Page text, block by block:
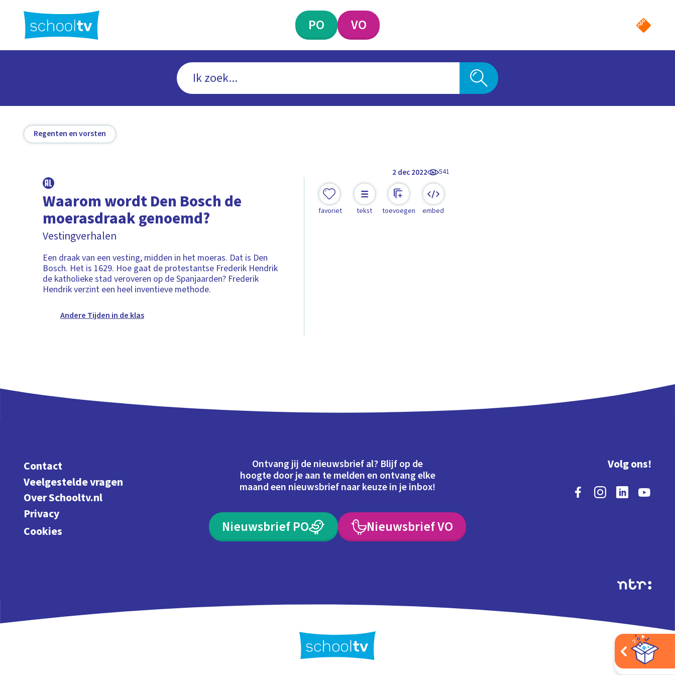
hoofdinhoud
PO VO
Regenten en vorsten
2 dec 2022 541
Waarom wordt Den Bosch de
moerasdraak genoemd?
Vestingverhalen
Een draak van een vesting, midden in het moeras. Dat is Den
Bosch. Het is 1629. Hoe gaat de protestantse Frederik Hendrik
de katholieke stad veroveren op de Spanjaarden? Frederik
Hendrik verzint een heel inventieve methode.
Andere Tijden in de klas
favoriet tekst toevoegen embed
Contact
Veelgestelde vragen
Over Schooltv.nl
Privacy
Cookies
Ontvang jij de nieuwsbrief al? Blijf op de
hoogte door je aan te melden en ontvang elke
maand een nieuwsbrief naar keuze in je inbox!
Nieuwsbrief PO Nieuwsbrief VO
Volg ons!
Extra's